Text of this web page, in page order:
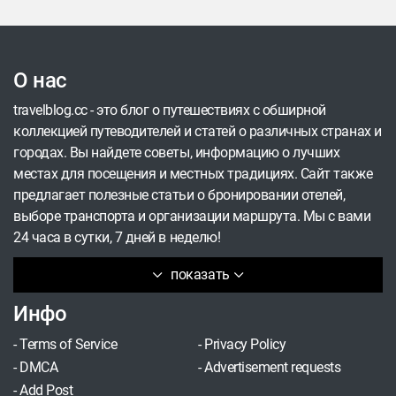
Рассказываем, куда отправиться на встречу с
малышом-хомлином Антошкой, кудесником с
птицей счастья, павлином-доктором,
Боровичком, Ангелом Влюблённых и прочими
сказочными жителями.
О нас
показать
travelblog.cc - это блог о путешествиях с обширной
коллекцией путеводителей и статей о различных странах и
городах. Вы найдете советы, информацию о лучших
местах для посещения и местных традициях. Сайт также
предлагает полезные статьи о бронировании отелей,
выборе транспорта и организации маршрута. Мы с вами
24 часа в сутки, 7 дней в неделю!
Инфо
-Terms of Service - Privacy Policy
- DMCA -Advertisement requests
-Add Post